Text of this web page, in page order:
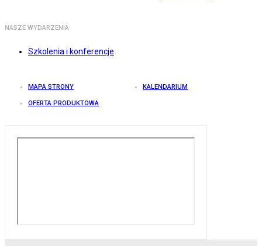
NASZE WYDARZENIA
Szkolenia i konferencje
MAPA STRONY KALENDARIUM
OFERTA PRODUKTOWA